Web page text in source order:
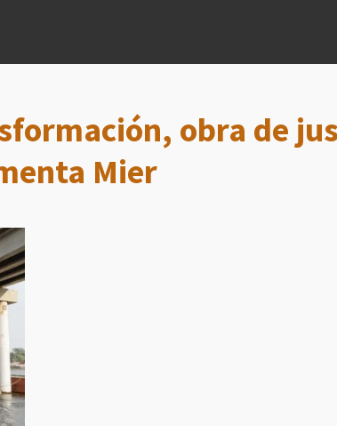
obra de
Mier